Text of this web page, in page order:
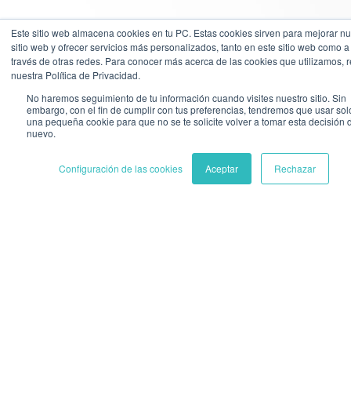
Este sitio web almacena cookies en tu PC. Estas cookies sirven para mejorar
sitio web y ofrecer servicios más personalizados, tanto en este sitio web como a
través de otras redes. Para conocer más acerca de las cookies que utilizamos,
nuestra Política de Privacidad.
No haremos seguimiento de tu información cuando visites nuestro sitio. Sin
embargo, con el fin de cumplir con tus preferencias, tendremos que usar
una pequeña cookie para que no se te solicite volver a tomar esta decisión
nuevo.
Configuración de las cookies Aceptar Rechazar